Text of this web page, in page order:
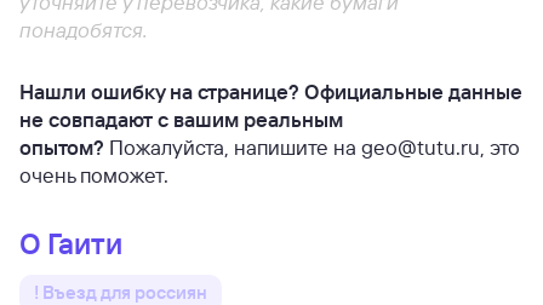
понадобятся.
Нашли ошибку на странице? Официальные данные
не совпадают с вашим реальным
опытом? Пожалуйста, напишите на geo@tutu.ru, это
очень поможет.
О Гаити
! Въезд для россиян